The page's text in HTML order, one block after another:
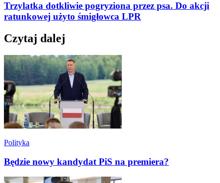
Trzylatka dotkliwie pogryziona przez psa. Do akcji
ratunkowej użyto śmigłowca LPR
Czytaj dalej
Polityka
Będzie nowy kandydat PiS na premiera?